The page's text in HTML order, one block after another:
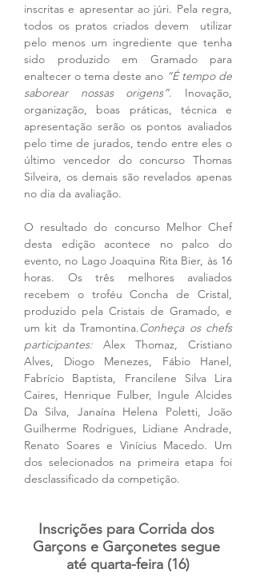
inscritas e apresentar ao júri. Pela regra,
todos os pratos criados devem  utilizar
pelo menos um ingrediente que tenha
sido produzido em Gramado para
enaltecer o tema deste ano “É tempo de
saborear nossas origens”. Inovação,
organização, boas práticas, técnica e
apresentação serão os pontos avaliados
pelo time de jurados, tendo entre eles o
último vencedor do concurso Thomas
Silveira, os demais são revelados apenas
no dia da avaliação.
O resultado do concurso Melhor Chef
desta edição acontece no palco do
evento, no Lago Joaquina Rita Bier, às 16
horas. Os três melhores avaliados
recebem o troféu Concha de Cristal,
produzido pela Cristais de Gramado, e
um kit da Tramontina.Conheça os chefs
participantes: Alex Thomaz, Cristiano
Alves, Diogo Menezes, Fábio Hanel,
Fabrício Baptista, Francilene Silva Lira
Caires, Henrique Fulber, Ingule Alcides
Da Silva, Janaína Helena Poletti, João
Guilherme Rodrigues, Lidiane Andrade,
Renato Soares e Vinícius Macedo. Um
dos selecionados na primeira etapa foi
desclassificado da competição.
Inscrições para Corrida dos
Garçons e Garçonetes segue
até quarta-feira (16)